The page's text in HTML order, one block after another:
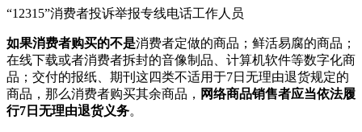
“12315”消费者投诉举报专线电话工作人员
如果消费者购买的不是消费者定做的商品；鲜活易腐的商品；
在线下载或者消费者拆封的音像制品、计算机软件等数字化商
品；交付的报纸、期刊这四类不适用于7日无理由退货规定的
商品，那么消费者购买其余商品， 网络商品销售者应当依法履
行7日无理由退货义务。